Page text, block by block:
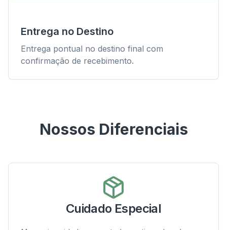
Entrega no Destino
Entrega pontual no destino final com
confirmação de recebimento.
Nossos Diferenciais
Cuidado Especial